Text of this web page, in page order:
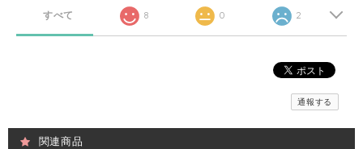
すべて 8 0 2
通報する
関連商品